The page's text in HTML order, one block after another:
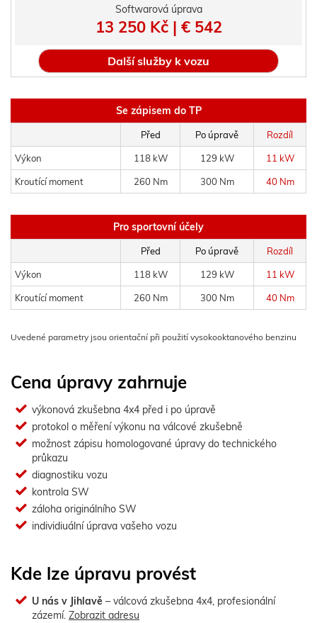
Softwarová úprava
13 250 Kč | € 542
Další služby k vozu
Se zápisem do TP
Před Po úpravě Rozdíl
Výkon 118 kW 129 kW 11 kW
Kroutící moment 260 Nm 300 Nm 40 Nm
Pro sportovní účely
Před Po úpravě Rozdíl
Výkon 118 kW 129 kW 11 kW
Kroutící moment 260 Nm 300 Nm 40 Nm
Uvedené parametry jsou orientační při použití vysokooktanového benzinu
Cena úpravy zahrnuje
výkonová zkušebna 4x4 před i po úpravě
protokol o měření výkonu na válcové zkušebně
možnost zápisu homologované úpravy do technického
průkazu
diagnostiku vozu
kontrola SW
záloha originálního SW
individiuální úprava vašeho vozu
Kde lze úpravu provést
U nás v Jihlavě – válcová zkušebna 4x4, profesionální
zázemí. Zobrazit adresu